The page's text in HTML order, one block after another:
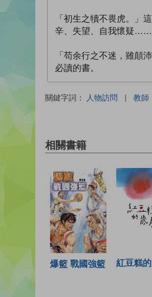
「初生之犢不畏虎。」
辛、失望、自我懷疑……
「苟余行之不迷，雖顛
必讀的書。
關鍵字詞： 人物訪問 | 教師
相關書籍
爆籃 戰國強籃 紅豆糕的